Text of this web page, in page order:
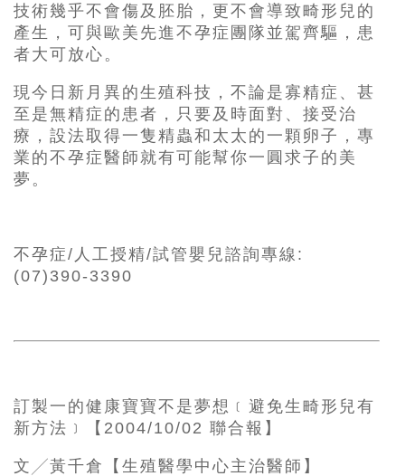
技術幾乎不會傷及胚胎，更不會導致畸形兒的
產生，可與歐美先進不孕症團隊並駕齊驅，患
者大可放心。
現今日新月異的生殖科技，不論是寡精症、甚
至是無精症的患者，只要及時面對、接受治
療，設法取得一隻精蟲和太太的一顆卵子，專
業的不孕症醫師就有可能幫你一圓求子的美
夢。
不孕症/人工授精/試管嬰兒諮詢專線:
(07)390-3390
訂製一的健康寶寶不是夢想﹝避免生畸形兒有
新方法﹞【2004/10/02 聯合報】
文╱黃千倉【生殖醫學中心主治醫師】